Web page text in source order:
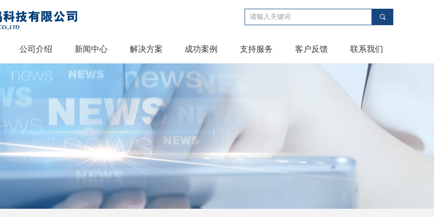
끠
公司介绍 新闻中心 解决方案 成功案例 支持服务 客户反馈 联系我们